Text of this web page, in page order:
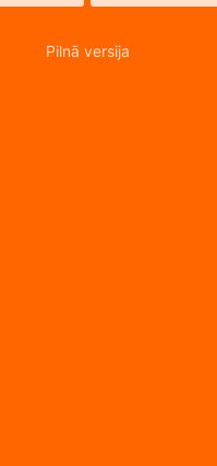
Pilnā versija